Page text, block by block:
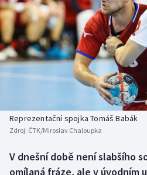
DALŠÍ SPORTY
Americký fotbal
Baseball a softbal
Biatlon
Box
NEPŘEHLÉDNĚTE
Soutěže
Historické návraty
Aplikace ČT sport
Reprezentační spojka Tomáš Babák
Zdroj: ČTK/Miroslav Chaloupka
V dnešní době není slabšího
omílaná fráze, ale v úvodním